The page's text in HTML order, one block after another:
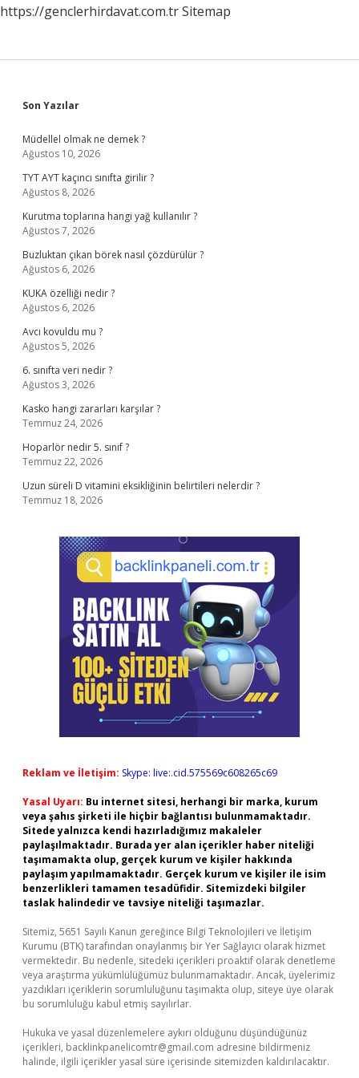
https://genclerhirdavat.com.trSitemap
Sidebar
Son Yazılar
Müdellel olmak ne demek ?
Ağustos 10, 2026
TYT AYT kaçıncı sınıfta girilir ?
Ağustos 8, 2026
Kurutma toplarına hangi yağ kullanılır ?
Ağustos 7, 2026
Buzluktan çıkan börek nasıl çözdürülür ?
Ağustos 6, 2026
KUKA özelliği nedir ?
Ağustos 6, 2026
Avcı kovuldu mu ?
Ağustos 5, 2026
6. sınıfta veri nedir ?
Ağustos 3, 2026
Kasko hangi zararları karşılar ?
Temmuz 24, 2026
Hoparlör nedir 5. sınıf ?
Temmuz 22, 2026
Uzun süreli D vitamini eksikliğinin belirtileri nelerdir ?
Temmuz 18, 2026
Reklam ve İletişim: Skype: live:.cid.575569c608265c69
Yasal Uyarı: Bu internet sitesi, herhangi bir marka, kurum
veya şahıs şirketi ile hiçbir bağlantısı bulunmamaktadır.
Sitede yalnızca kendi hazırladığımız makaleler
paylaşılmaktadır. Burada yer alan içerikler haber niteliği
taşımamakta olup, gerçek kurum ve kişiler hakkında
paylaşım yapılmamaktadır. Gerçek kurum ve kişiler ile isim
benzerlikleri tamamen tesadüfidir. Sitemizdeki bilgiler
taslak halindedir ve tavsiye niteliği taşımazlar.
Sitemiz, 5651 Sayılı Kanun gereğince Bilgi Teknolojileri ve İletişim
Kurumu (BTK) tarafından onaylanmış bir Yer Sağlayıcı olarak hizmet
vermektedir. Bu nedenle, sitedeki içerikleri proaktif olarak denetleme
veya araştırma yükümlülüğümüz bulunmamaktadır. Ancak, üyelerimiz
yazdıkları içeriklerin sorumluluğunu taşımakta olup, siteye üye olarak
bu sorumluluğu kabul etmiş sayılırlar.
Hukuka ve yasal düzenlemelere aykırı olduğunu düşündüğünüz
içerikleri, backlinkpanelicomtr@gmail.com adresine bildirmeniz
halinde, ilgili içerikler yasal süre içerisinde sitemizden kaldırılacaktır.